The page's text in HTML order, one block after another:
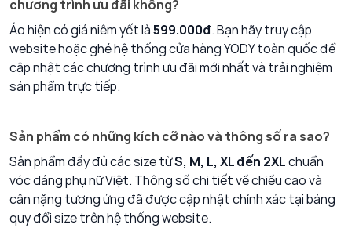
chương trình ưu đãi không?
Áo hiện có giá niêm yết là599.000đ. Bạn hãy truy cập
website hoặc ghé hệ thống cửa hàng YODY toàn quốc để
cập nhật các chương trình ưu đãi mới nhất và trải nghiệm
sản phẩm trực tiếp.
Sản phẩm có những kích cỡ nào và thông số ra sao?
Sản phẩm đầy đủ các size từS, M, L, XL đến 2XLchuẩn
vóc dáng phụ nữ Việt. Thông số chi tiết về chiều cao và
cân nặng tương ứng đã được cập nhật chính xác tại bảng
quy đổi size trên hệ thống website.